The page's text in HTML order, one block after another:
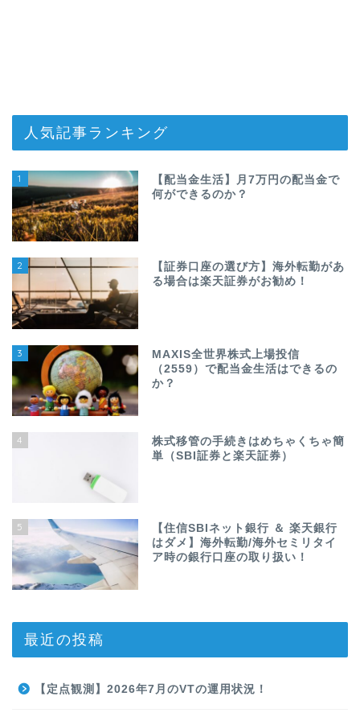
人気記事ランキング
1
【配当金生活】月7万円の配当金で
何ができるのか？
2
【証券口座の選び方】海外転勤があ
る場合は楽天証券がお勧め！
3
MAXIS全世界株式上場投信
（2559）で配当金生活はできるの
か？
4
株式移管の手続きはめちゃくちゃ簡
単（SBI証券と楽天証券）
5
【住信SBIネット銀行 ＆ 楽天銀行
はダメ】海外転勤/海外セミリタイ
ア時の銀行口座の取り扱い！
最近の投稿
【定点観測】2026年7月のVTの運用状況！